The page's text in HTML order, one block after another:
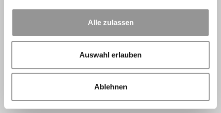
Alle zulassen
Auswahl erlauben
Ablehnen